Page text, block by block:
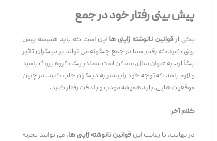
پیش‌ بینی رفتار خود در جمع
یکی از قوانین نانوشته ژاپنی ‌هااین است که باید همیشه پیش‌
بینی کنید که رفتار شما در جمع چگونه می ‌تواند بر دیگران تاثیر
بگذارد. به ‌عنوان مثال، ممکن است شما در یک گروه بزرگ باشید
و لازم باشد که توجه خود را بیشتر به دیگران جلب کنید. در چنین
موقعیت ‌هایی، باید همیشه مودب و با دقت رفتار کنید.
کلام آخر
در نهایت، با رعایت اینقوانین نانوشته ژاپنی ‌ها، می‌ توانید تجربه